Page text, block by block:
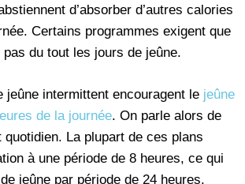
d’absorber d’autres calories
Certains programmes exigent que
du tout les jours de jeûne.
jeûne intermittent encouragent le jeûne
de la journée. On parle alors de
quotidien. La plupart de ces plans
à une période de 8 heures, ce qui
jeûne par période de 24 heures.